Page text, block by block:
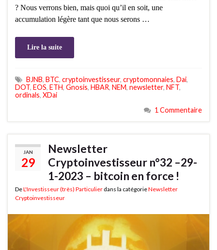
? Nous verrons bien, mais quoi qu’il en soit, une
accumulation légère tant que nous serons …
Lire la suite
BJNB, BTC, cryptoinvestisseur, cryptomonnaies, Dai,
DOT, EOS, ETH, Gnosis, HBAR, NEM, newsletter, NFT,
ordinals, XDai
1 Commentaire
JAN
29
Newsletter
Cryptoinvestisseur n°32 –29-
1-2023 – bitcoin en force !
DeL'Investisseur (très) Particulier dans la catégorieNewsletter
Cryptoinvestisseur